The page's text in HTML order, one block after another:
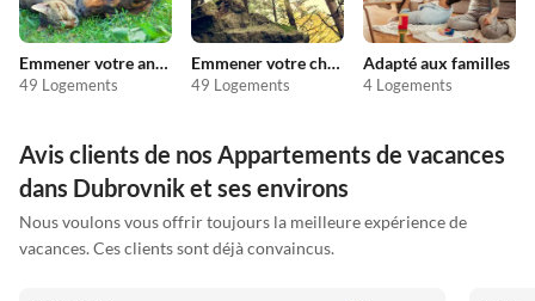
Emmener votre animal en vacances
49 Logements
Emmener votre chien en vacances
49 Logements
Adapté aux familles
4 Logements
Avis clients de nos Appartements de vacances
dans Dubrovnik et ses environs
Nous voulons vous offrir toujours la meilleure expérience de
vacances. Ces clients sont déjà convaincus.